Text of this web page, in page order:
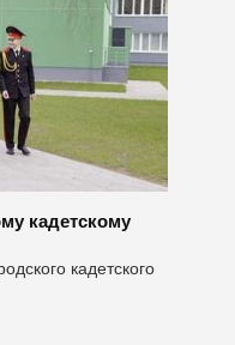
кадетскому
кадетского